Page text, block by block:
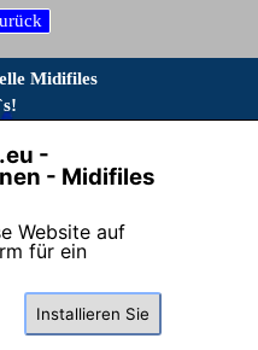
Midifiles
-
- Midifiles
Website auf
für ein
Installieren Sie